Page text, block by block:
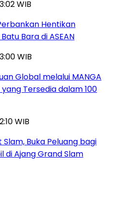
WIB
Hentikan
Bara di ASEAN
WIB
Global melalui MANGA
Tersedia dalam 100
WIB
Slam, Buka Peluang bagi
di Ajang Grand Slam